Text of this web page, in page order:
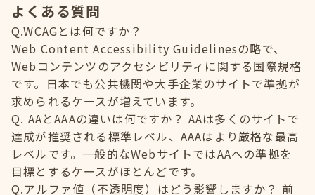
よくある質問
Q.WCAGとは何ですか？
Web Content Accessibility Guidelinesの略で、
Webコンテンツのアクセシビリティに関する国際規格
です。日本でも公共機関や大手企業のサイトで準拠が
求められるケースが増えています。
Q. AAとAAAの違いは何ですか？ AAは多くのサイトで
達成が推奨される標準レベル、AAAはより厳格な最高
レベルです。一般的なWebサイトではAAへの準拠を
目標とするケースがほとんどです。
Q.アルファ値（不透明度）はどう影響しますか？ 前